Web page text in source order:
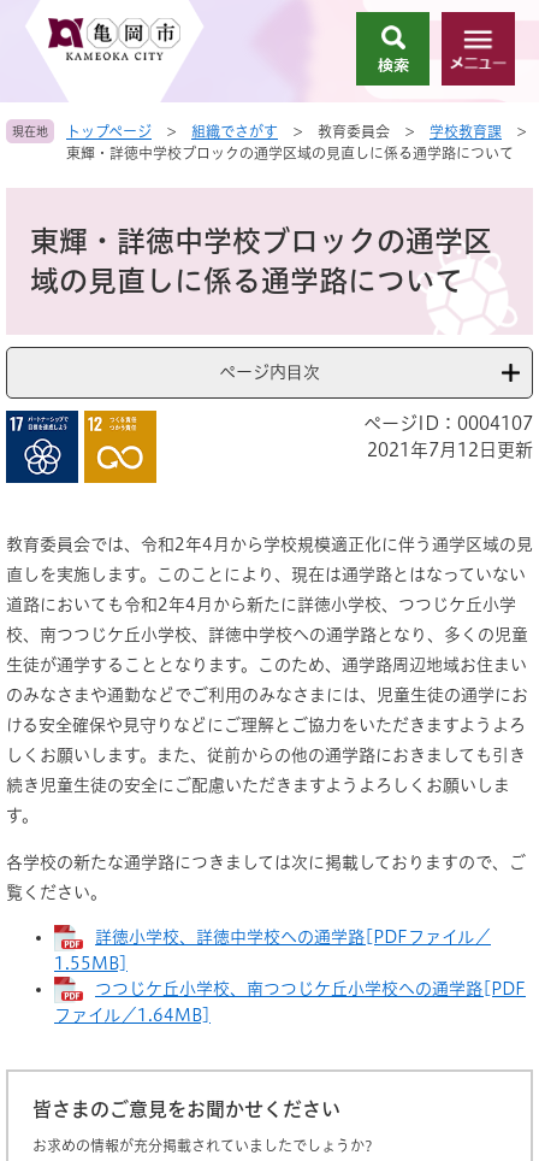
頭
す
飛
し
索
メ
ニ
ー
現在地 トップページ > 組織でさがす > 教育委員会 > 学校教育課
>
東輝・詳徳中学校ブロックの通学区域の見直しに係る通学路について
東輝・詳徳中学校ブロックの通学区
域の見直しに係る通学路について
ページ内目次
ページID：0004107
2021年7月12日更新
教育委員会では、令和2年4月から学校規模適正化に伴う通学区域の見
直しを実施します。このことにより、現在は通学路とはなっていない
道路においても令和2年4月から新たに詳徳小学校、つつじケ丘小学
校、南つつじケ丘小学校、詳徳中学校への通学路となり、多くの児童
生徒が通学することとなります。このため、通学路周辺地域お住まい
のみなさまや通勤などでご利用のみなさまには、児童生徒の通学にお
ける安全確保や見守りなどにご理解とご協力をいただきますようよろ
しくお願いします。また、従前からの他の通学路におきましても引き
続き児童生徒の安全にご配慮いただきますようよろしくお願いしま
す。
各学校の新たな通学路につきましては次に掲載しておりますので、ご
覧ください。
詳徳小学校、詳徳中学校への通学路[PDFファイル／
1.55MB]
つつじケ丘小学校、南つつじケ丘小学校への通学路[PDF
ファイル／1.64MB]
皆さまのご意見をお聞かせください
お求めの情報が充分掲載されていましたでしょうか?